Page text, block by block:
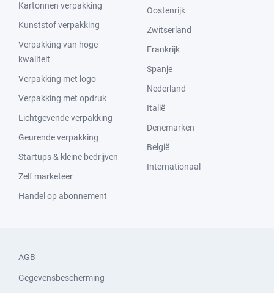
Kartonnen verpakking
Kunststof verpakking
Verpakking van hoge
kwaliteit
Verpakking met logo
Verpakking met opdruk
Lichtgevende verpakking
Geurende verpakking
Startups & kleine bedrijven
Zelf marketeer
Handel op abonnement
Oostenrijk
Zwitserland
Frankrijk
Spanje
Nederland
Italië
Denemarken
België
Internationaal
AGB
Gegevensbescherming